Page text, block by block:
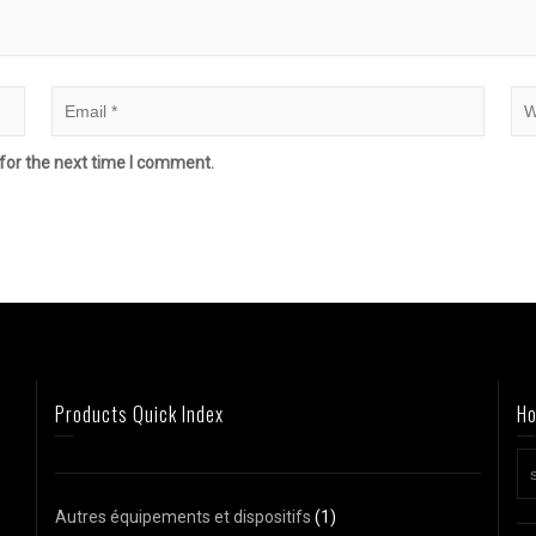
the next time I comment.
Products Quick Index
Autres équipements et dispositifs (1)